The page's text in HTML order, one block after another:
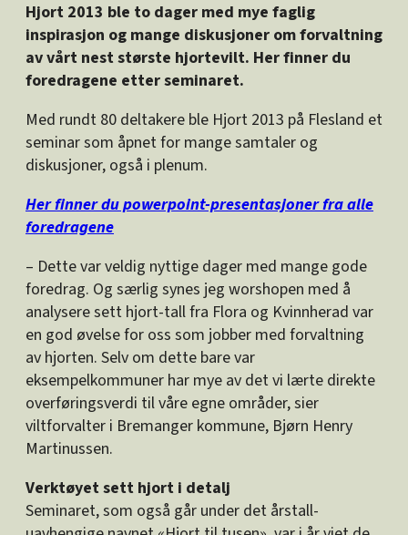
Hjort 2013 ble to dager med mye faglig
inspirasjon og mange diskusjoner om forvaltning
av vårt nest største hjortevilt. Her finner du
foredragene etter seminaret.
Med rundt 80 deltakere ble Hjort 2013 på Flesland et
seminar som åpnet for mange samtaler og
diskusjoner, også i plenum.
Her finner du powerpoint-presentasjoner fra alle
foredragene
– Dette var veldig nyttige dager med mange gode
foredrag. Og særlig synes jeg worshopen med å
analysere sett hjort-tall fra Flora og Kvinnherad var
en god øvelse for oss som jobber med forvaltning
av hjorten. Selv om dette bare var
eksempelkommuner har mye av det vi lærte direkte
overføringsverdi til våre egne områder, sier
viltforvalter i Bremanger kommune, Bjørn Henry
Martinussen.
Verktøyet sett hjort i detalj
Seminaret, som også går under det årstall-